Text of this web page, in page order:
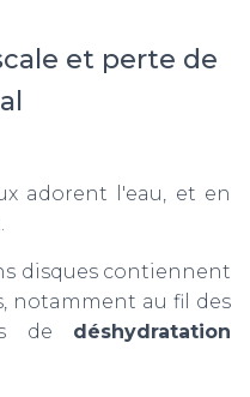
et perte de
adorent l'eau, et en
disques contiennent
notamment au fil des
de déshydratation